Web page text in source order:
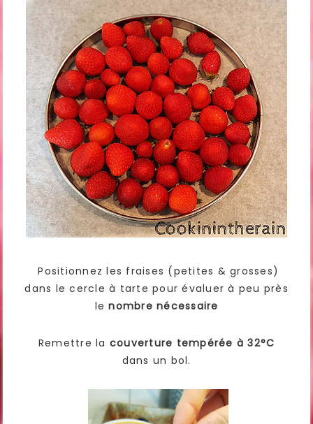
Positionnez les fraises (petites & grosses)
dans le cercle à tarte pour évaluer à peu près
lenombre nécessaire
Remettre la couverture tempérée à 32°C
dans un bol.